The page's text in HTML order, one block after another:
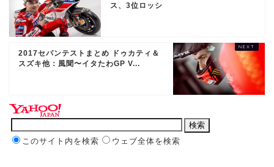
ス、3位ロッシ
2017セパンテストまとめ ドゥカティ＆
スズキ他：風聞〜イタたわGP V...
このサイト内を検索 ウェブ全体を検索